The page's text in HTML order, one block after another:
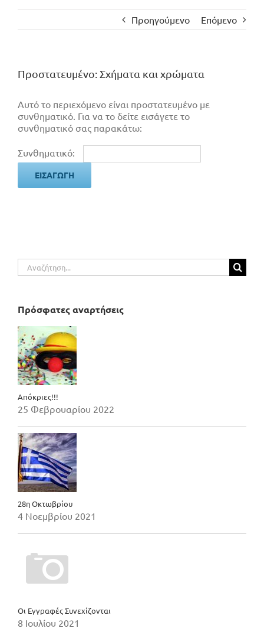
Προηγούμενο Επόμενο
Πρoστατευμένο: Σχήματα και χρώματα
Αυτό το περιεχόμενο είναι προστατευμένο με
συνθηματικό. Για να το δείτε εισάγετε το
συνθηματικό σας παρακάτω:
Συνθηματικό:
Αναζήτηση
για:
Πρόσφατες αναρτήσεις
Απόκριες!!!
25 Φεβρουαρίου 2022
28η Οκτωβρίου
4 Νοεμβρίου 2021
Οι Εγγραφές Συνεχίζονται
8 Ιουλίου 2021